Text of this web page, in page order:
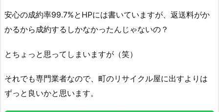
安心の成約率99.7%とHPには書いていますが、返送料がか
かるから成約するしかなかったんじゃないの？
とちょっと思ってしまいますが（笑）
それでも専門業者なので、町のリサイクル屋に出すよりは
ずっと良いかと思います。